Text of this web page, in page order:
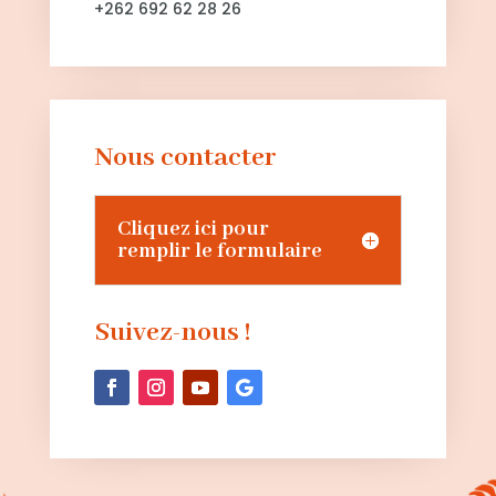
+262 692 62 28 26
Nous contacter
Cliquez ici pour
remplir le formulaire
Suivez-nous !